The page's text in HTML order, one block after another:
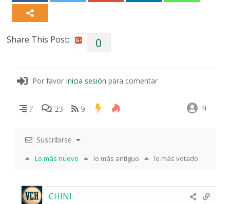
Share This Post: 0
Por favor Inicia sesión para comentar
7 23 9 9
Suscribirse
Lo más nuevo lo más antiguo lo más votado
CHINI